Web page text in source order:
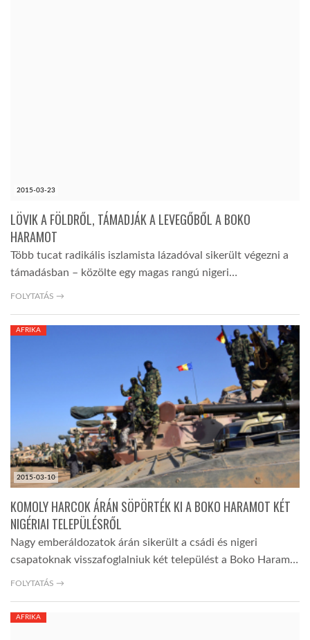
2015-03-23
LÖVIK A FÖLDRŐL, TÁMADJÁK A LEVEGŐBŐL A BOKO
HARAMOT
Több tucat radikális iszlamista lázadóval sikerült végezni a
támadásban – közölte egy magas rangú nigeri…
FOLYTATÁS →
2015-03-10
AFRIKA
KOMOLY HARCOK ÁRÁN SÖPÖRTÉK KI A BOKO HARAMOT KÉT
NIGÉRIAI TELEPÜLÉSRŐL
Nagy emberáldozatok árán sikerült a csádi és nigeri
csapatoknak visszafoglalniuk két települést a Boko Haram…
FOLYTATÁS →
AFRIKA